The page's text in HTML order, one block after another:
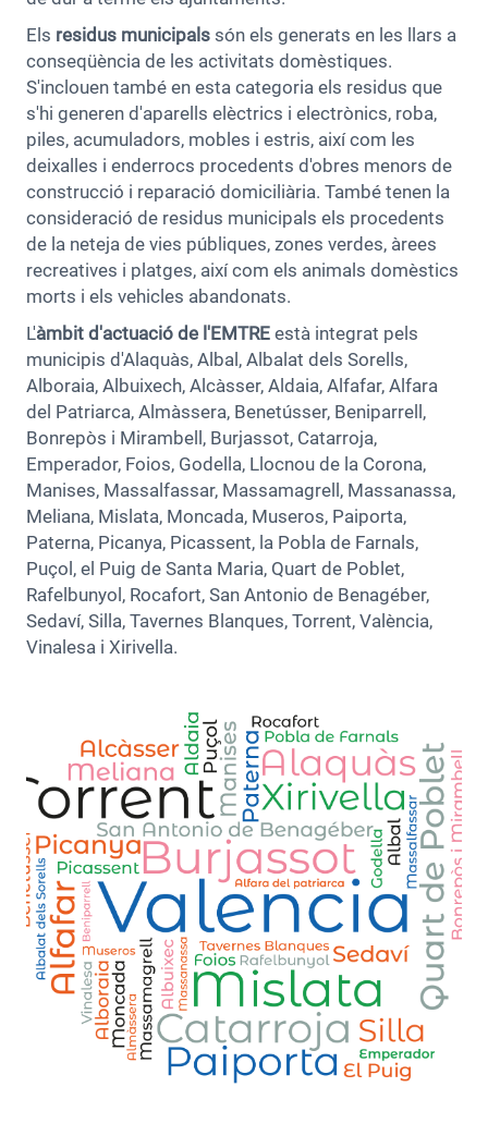
Els residus municipals són els generats en les llars a
conseqüència de les activitats domèstiques.
S'inclouen també en esta categoria els residus que
s'hi generen d'aparells elèctrics i electrònics, roba,
piles, acumuladors, mobles i estris, així com les
deixalles i enderrocs procedents d'obres menors de
construcció i reparació domiciliària. També tenen la
consideració de residus municipals els procedents
de la neteja de vies públiques, zones verdes, àrees
recreatives i platges, així com els animals domèstics
morts i els vehicles abandonats.
L'àmbit d'actuació de l'EMTRE està integrat pels
municipis d'Alaquàs, Albal, Albalat dels Sorells,
Alboraia, Albuixech, Alcàsser, Aldaia, Alfafar, Alfara
del Patriarca, Almàssera, Benetússer, Beniparrell,
Bonrepòs i Mirambell, Burjassot, Catarroja,
Emperador, Foios, Godella, Llocnou de la Corona,
Manises, Massalfassar, Massamagrell, Massanassa,
Meliana, Mislata, Moncada, Museros, Paiporta,
Paterna, Picanya, Picassent, la Pobla de Farnals,
Puçol, el Puig de Santa Maria, Quart de Poblet,
Rafelbunyol, Rocafort, San Antonio de Benagéber,
Sedaví, Silla, Tavernes Blanques, Torrent, València,
Vinalesa i Xirivella.